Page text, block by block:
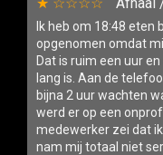
Ik heb om 18:48
opgenomen omdat
Dat is ruim een uur
lang is. Aan de
bijna 2 uur wachten
werd er op een
medewerker zei dat
nam mij totaal niet